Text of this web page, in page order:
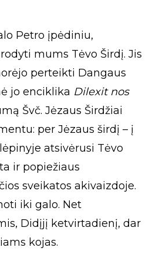
Petro įpėdiniu,
mums Tėvo Širdį. Jis
perteikti Dangaus
jo enciklika Dilexit nos
Švč. Jėzaus Širdžiai
per Jėzaus širdį – į
atsivėrusi Tėvo
ir popiežiaus
sveikatos akivaizdoje.
iki galo. Net
Didįjį ketvirtadienį, dar
kojas.